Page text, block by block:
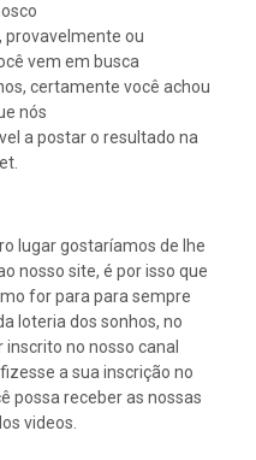
provavelmente ou
vem em busca
certamente você achou
nós
a postar o resultado na
lugar gostaríamos de lhe
nosso site, é por isso que
for para para sempre
loteria dos sonhos, no
no nosso canal
a sua inscrição no
possa receber as nossas
videos.